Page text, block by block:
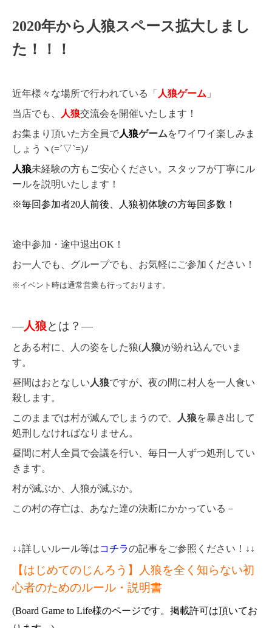
2020年から人狼スペース拡大しまし
た！！！
近年様々な場所で行われている「 人狼ゲーム 」
当店でも、
人狼交流会を開催いたします！
お集まり頂いた方全員で人狼ゲームをワイワイ楽しみま
しょうヽ(=´▽`=)ﾉ
人狼未経験の方もご安心ください。スタッフが丁寧にル
ールを説明いたします！
※毎回参加者20人前後、人狼初体験の方毎回多数！
途中参加・途中退出OK！
お一人でも、グループでも、お気軽にご参加ください！
※イベント時は通常営業も行っております。
―人狼とは？―
とある村に、人の姿をした狼(人狼)が紛れ込んでいま
す。
昼間はおとなしい人狼ですが、 夜の間に村人を一人食い
殺します。
このままでは村が滅んでしまうので、
人狼を暴き出して
処刑しなければなりません。
昼間に村人全員で会議を行い、毎日一人ずつ処刑してい
きます。
村が滅ぶか、人狼が滅ぶか。
この村の存亡は、あなた達の決断にかかっている－
↓↓詳しいルール等はコチラの記事をご参照ください！↓↓
【はじめてのじんろう】人狼を全く知らない初
心者のためのルール・説明書
(Board Game to Life様のページです。掲載許可は頂いてお